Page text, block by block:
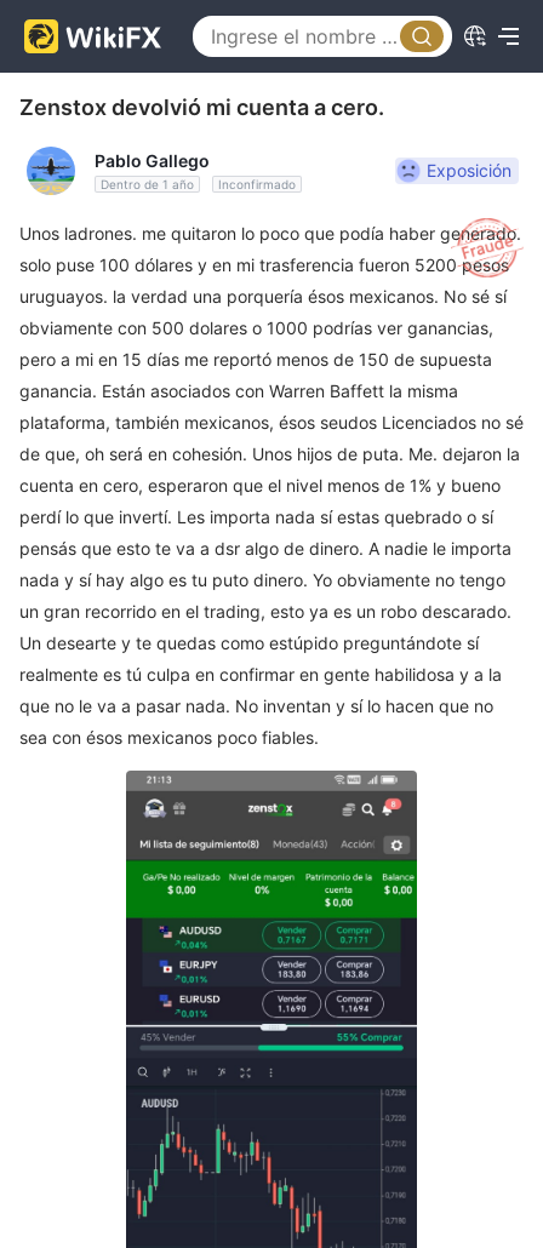
Zenstox devolvió mi cuenta a cero.
Pablo Gallego
Dentro de 1 año Inconfirmado
Exposición
Unos ladrones. me quitaron lo poco que podía haber generado.
solo puse 100 dólares y en mi trasferencia fueron 5200 pesos
uruguayos. la verdad una porquería ésos mexicanos. No sé sí
obviamente con 500 dolares o 1000 podrías ver ganancias,
pero a mi en 15 días me reportó menos de 150 de supuesta
ganancia. Están asociados con Warren Baffett la misma
plataforma, también mexicanos, ésos seudos Licenciados no sé
de que, oh será en cohesión. Unos hijos de puta. Me. dejaron la
cuenta en cero, esperaron que el nivel menos de 1% y bueno
perdí lo que invertí. Les importa nada sí estas quebrado o sí
pensás que esto te va a dsr algo de dinero. A nadie le importa
nada y sí hay algo es tu puto dinero. Yo obviamente no tengo
un gran recorrido en el trading, esto ya es un robo descarado.
Un desearte y te quedas como estúpido preguntándote sí
realmente es tú culpa en confirmar en gente habilidosa y a la
que no le va a pasar nada. No inventan y sí lo hacen que no
sea con ésos mexicanos poco fiables.